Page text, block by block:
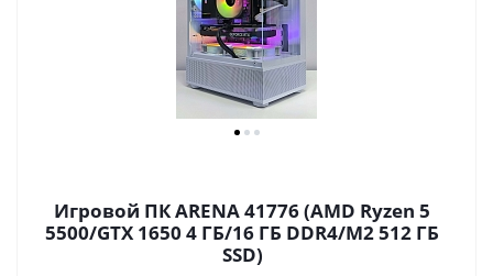
Игровой ПК ARENA 41776 (AMD Ryzen 5
5500/GTX 1650 4 ГБ/16 ГБ DDR4/M2 512 ГБ
SSD)